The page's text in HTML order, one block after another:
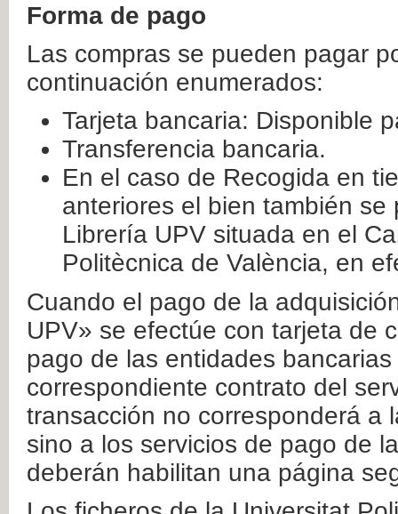
Forma de pago
Las compras se pueden pagar
continuación enumerados:
Tarjeta bancaria: Disponible
Transferencia bancaria.
En el caso de Recogida en
anteriores el bien también
Librería UPV situada en el
Politècnica de València, en
Cuando el pago de la
UPV» se efectúe con tarjeta de
pago de las entidades
correspondiente contrato del
transacción no corresponderá a
sino a los servicios de pago de
deberán habilitan una página